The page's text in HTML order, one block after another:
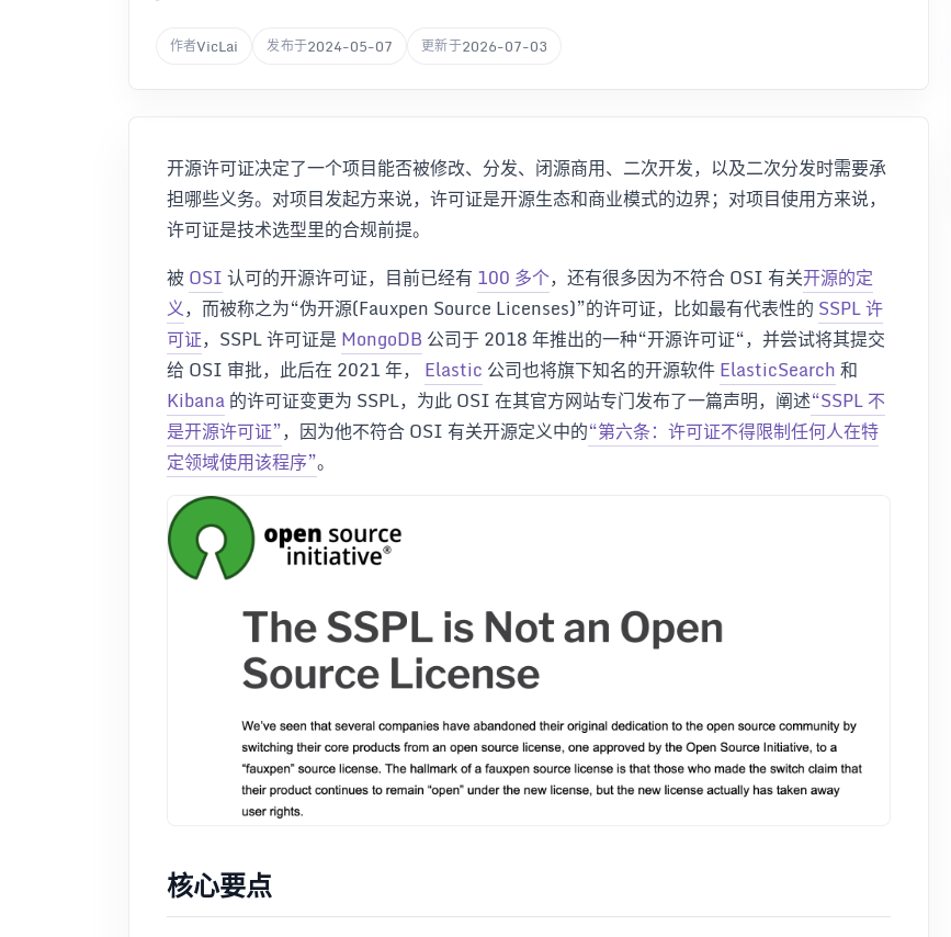
作者VicLai 发布于2024-05-07 更新于2026-07-03
开源许可证决定了一个项目能否被修改、分发、闭源商用、二次开发，以及二次分发时需要承
担哪些义务。对项目发起方来说，许可证是开源生态和商业模式的边界；对项目使用方来说，
许可证是技术选型里的合规前提。
被OSI认可的开源许可证，目前已经有 100 多个，还有很多因为不符合 OSI 有关开源的定
义，而被称之为“伪开源(Fauxpen Source Licenses)”的许可证，比如最有代表性的 SSPL 许
可证，SSPL 许可证是MongoDB 公司于 2018 年推出的一种“开源许可证“，并尝试将其提交
给 OSI 审批，此后在 2021 年， Elastic 公司也将旗下知名的开源软件ElasticSearch和
Kibana的许可证变更为 SSPL，为此 OSI 在其官方网站专门发布了一篇声明，阐述“SSPL 不
是开源许可证”，因为他不符合 OSI 有关开源定义中的“第六条：许可证不得限制任何人在特
定领域使用该程序”。
核心要点